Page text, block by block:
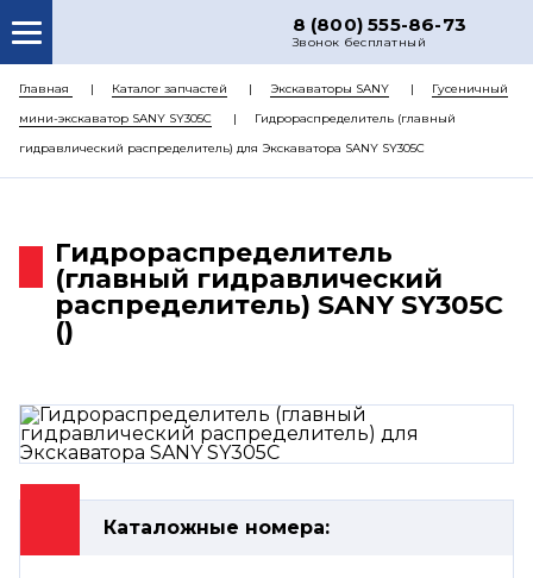
8 (800) 555-86-73
Звонок бесплатный
О НАС
КАТАЛОГ ЗАПЧАСТЕЙ
РЕМОНТ
ЦЕНЫ
КОНТАКТЫ
Главная Каталог запчастей Экскаваторы SANY
Гусеничный
мини-экскаватор SANY SY305C
Гидрораспределитель (главный
гидравлический распределитель) для Экскаватора SANY SY305C
Гидрораспределитель
(главный гидравлический
распределитель) SANY SY305C
()
Каталожные номера: